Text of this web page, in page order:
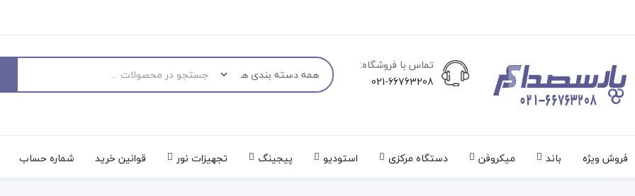
تماس با فروشگاه:
021-66763208
فروش ویژه باند میکروفن دستگاه مرکزی استودیو پیجینگ تجهیزات نور قوانین خرید شماره حساب